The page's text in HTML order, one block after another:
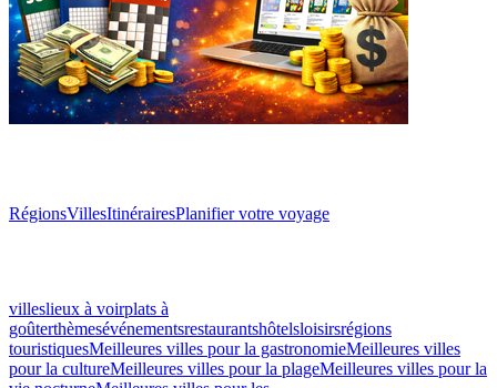
RégionsVillesItinérairesPlanifier votre voyage
villeslieux à voirplats à
goûterthèmesévénementsrestaurantshôtelsloisirsrégions
touristiquesMeilleures villes pour la gastronomieMeilleures villes
pour la cultureMeilleures villes pour la plageMeilleures villes pour la